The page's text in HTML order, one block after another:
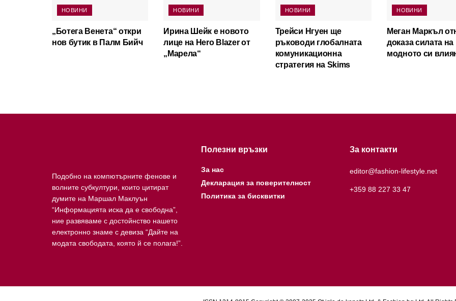
НОВИНИ
„Ботега Венета“ откри
нов бутик в Палм Бийч
НОВИНИ
Ирина Шейк е новото
лице на Hero Blazer от
„Марела“
НОВИНИ
Трейси Нгуен ще
ръководи глобалната
комуникационна
стратегия на Skims
НОВИНИ
Меган Маркъл
доказа силата на
модното си
Подобно на компютърните фенове и
волните субкултури, които цитират
думите на Маршал Маклуън
“Информацията иска да е свободна”,
ние развяваме с достойнство нашето
електронно знаме с девиза “Дайте на
модата свободата, която й се полага!”.
Полезни връзки
За нас
Декларация за поверителност
Политика за бисквитки
За контакти
editor@fashion-lifestyle.net
+359 88 227 33 47